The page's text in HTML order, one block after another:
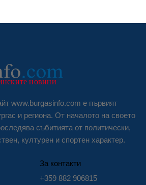
www.burgasinfo.com е първият
и региона. От началото на своето
събитията от политически,
културен и спортен характер.
За контакти
+359 882 906815